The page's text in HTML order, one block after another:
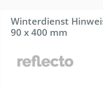
Winterdienst
90 x 400 mm